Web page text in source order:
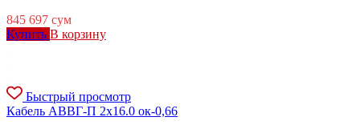
845 697 сум
Купить В корзину
Быстрый просмотр
Кабель АВВГ-П 2х16.0 ок-0,66